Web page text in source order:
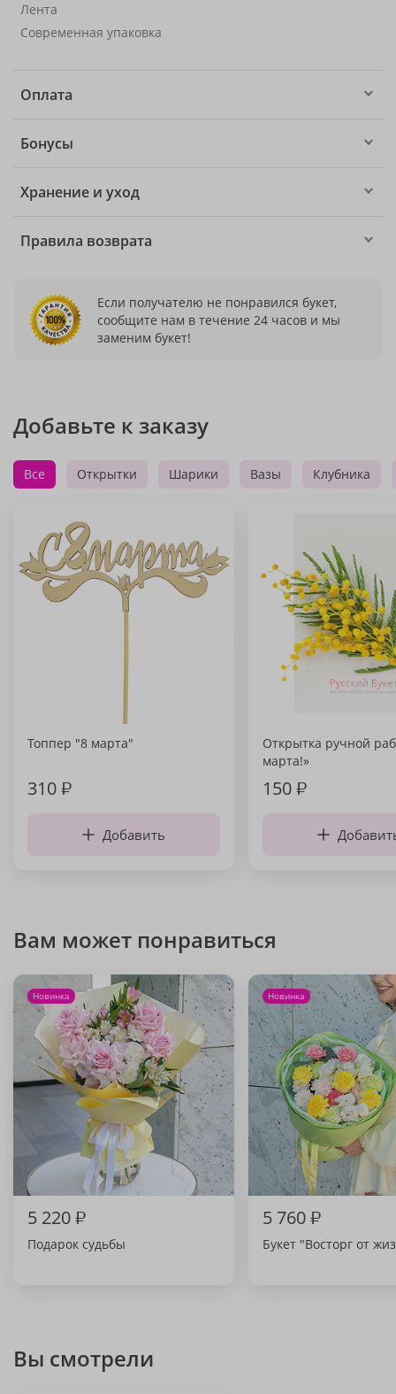
Лента
Современная упаковка
Оплата
Бонусы
Хранение и уход
Правила возврата
Если получателю не понравился букет,
сообщите нам в течение 24 часов и мы
заменим букет!
Добавьте к заказу
Все Открытки Шарики Вазы Клубника
Топпер "8 марта"
310₽
Добавить
Открытка ручной
марта!»
150₽
Вам может понравиться
Новинка
5 220₽
Подарок судьбы
Новинка
5 760₽
Букет "Восторг от
Вы смотрели